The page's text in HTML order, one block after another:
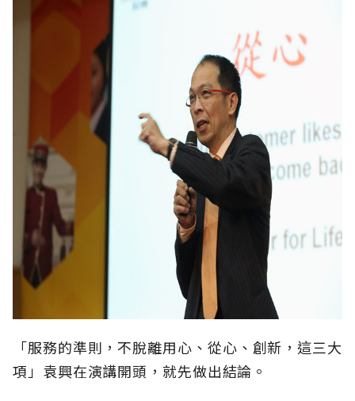
「服務的準則，不脫離用心、從心、創新，這三大
項」袁興在演講開頭，就先做出結論。